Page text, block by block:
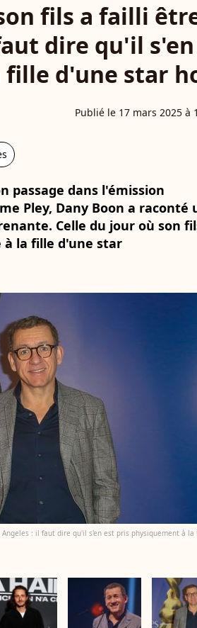
fils a failli
dire qu'il
fille d'une star
Publié le 17 mars 2025 à
passage dans l'émission
Pley, Dany Boon a raconté
Celle du jour où son
la fille d'une star
: il faut dire qu'il s'en est pris physiquement à la